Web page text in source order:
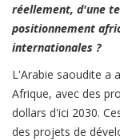
réellement, d'une
positionnement
internationales ?
L'Arabie saoudite a
Afrique, avec des
dollars d'ici 2030.
des projets de